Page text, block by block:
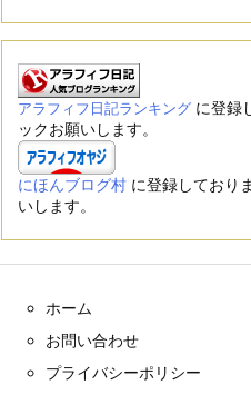
アラフィフ日記ランキング に登録
ックお願いします。
にほんブログ村 に登録しており
いします。
ホーム
お問い合わせ
プライバシーポリシー